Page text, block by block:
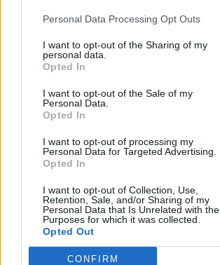
Personal Data Processing Opt Outs
I want to opt-out of the Sharing of my
personal data.
Opted In
I want to opt-out of the Sale of my
Personal Data.
Opted In
I want to opt-out of processing my
Personal Data for Targeted Advertising.
Opted In
I want to opt-out of Collection, Use,
Retention, Sale, and/or Sharing of my
Personal Data that Is Unrelated with the
Purposes for which it was collected.
Opted Out
CONFIRM
Όλες οι Θέσεις Εργασίας
Θέσεις Εργασίας ανά Ειδικότητα
Κέντρο Βοήθειας
Υπηρεσίες υποψηφίων